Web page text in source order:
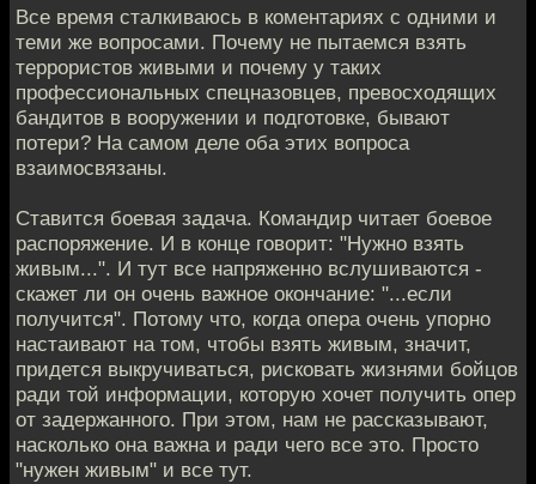
Все время сталкиваюсь в коментариях с одними и
теми же вопросами. Почему не пытаемся взять
террористов живыми и почему у таких
профессиональных спецназовцев, превосходящих
бандитов в вооружении и подготовке, бывают
потери? На самом деле оба этих вопроса
взаимосвязаны.
Ставится боевая задача. Командир читает боевое
распоряжение. И в конце говорит: "Нужно взять
живым...". И тут все напряженно вслушиваются -
скажет ли он очень важное окончание: "...если
получится". Потому что, когда опера очень упорно
настаивают на том, чтобы взять живым, значит,
придется выкручиваться, рисковать жизнями бойцов
ради той информации, которую хочет получить опер
от задержанного. При этом, нам не рассказывают,
насколько она важна и ради чего все это. Просто
"нужен живым" и все тут.